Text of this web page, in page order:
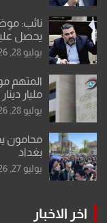
نائب:
يحصل
بلد
يوليو 28, 2026
باسم
يوليو 28, 2026
محامون
بغداد
يوليو 27, 2026
اخر الاخبار